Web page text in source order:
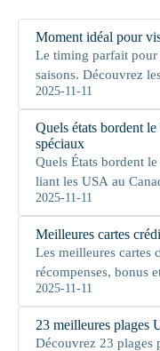
Moment idéal pour
Le timing parfait pour
saisons. Découvrez
l'automne ou les
2025-11-11
Quels états bordent
spéciaux
Quels États bordent
liant les USA au
naturelles et
2025-11-11
Meilleures cartes
Les meilleures cartes
récompenses, bonus
idéale pour style et
2025-11-11
23 meilleures plages
Découvrez 23 plages